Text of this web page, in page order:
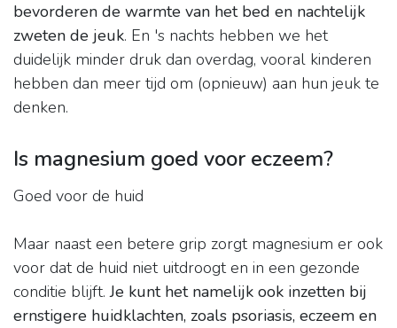
bevorderen de warmte van het bed en nachtelijk
zweten de jeuk. En 's nachts hebben we het
duidelijk minder druk dan overdag, vooral kinderen
hebben dan meer tijd om (opnieuw) aan hun jeuk te
denken.
Is magnesium goed voor eczeem?
Goed voor de huid
Maar naast een betere grip zorgt magnesium er ook
voor dat de huid niet uitdroogt en in een gezonde
conditie blijft.Je kunt het namelijk ook inzetten bij
ernstigere huidklachten, zoals psoriasis, eczeem en